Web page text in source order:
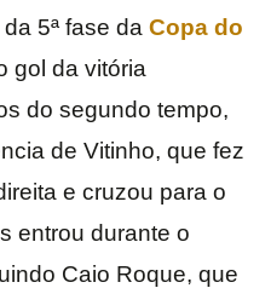
5ª fase da Copa do
gol da vitória
do segundo tempo,
de Vitinho, que fez
e cruzou para o
entrou durante o
Caio Roque, que